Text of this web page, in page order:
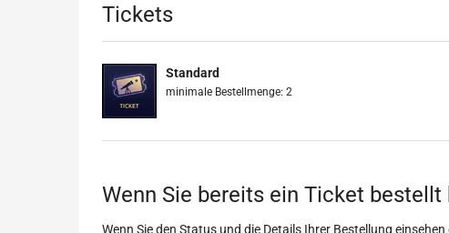
Produkte
Tickets
Standard
minimale Bestellmenge: 2
Wenn Sie bereits ein Ticket bestellt
Wenn Sie den Status und die Details Ihrer Bestellung